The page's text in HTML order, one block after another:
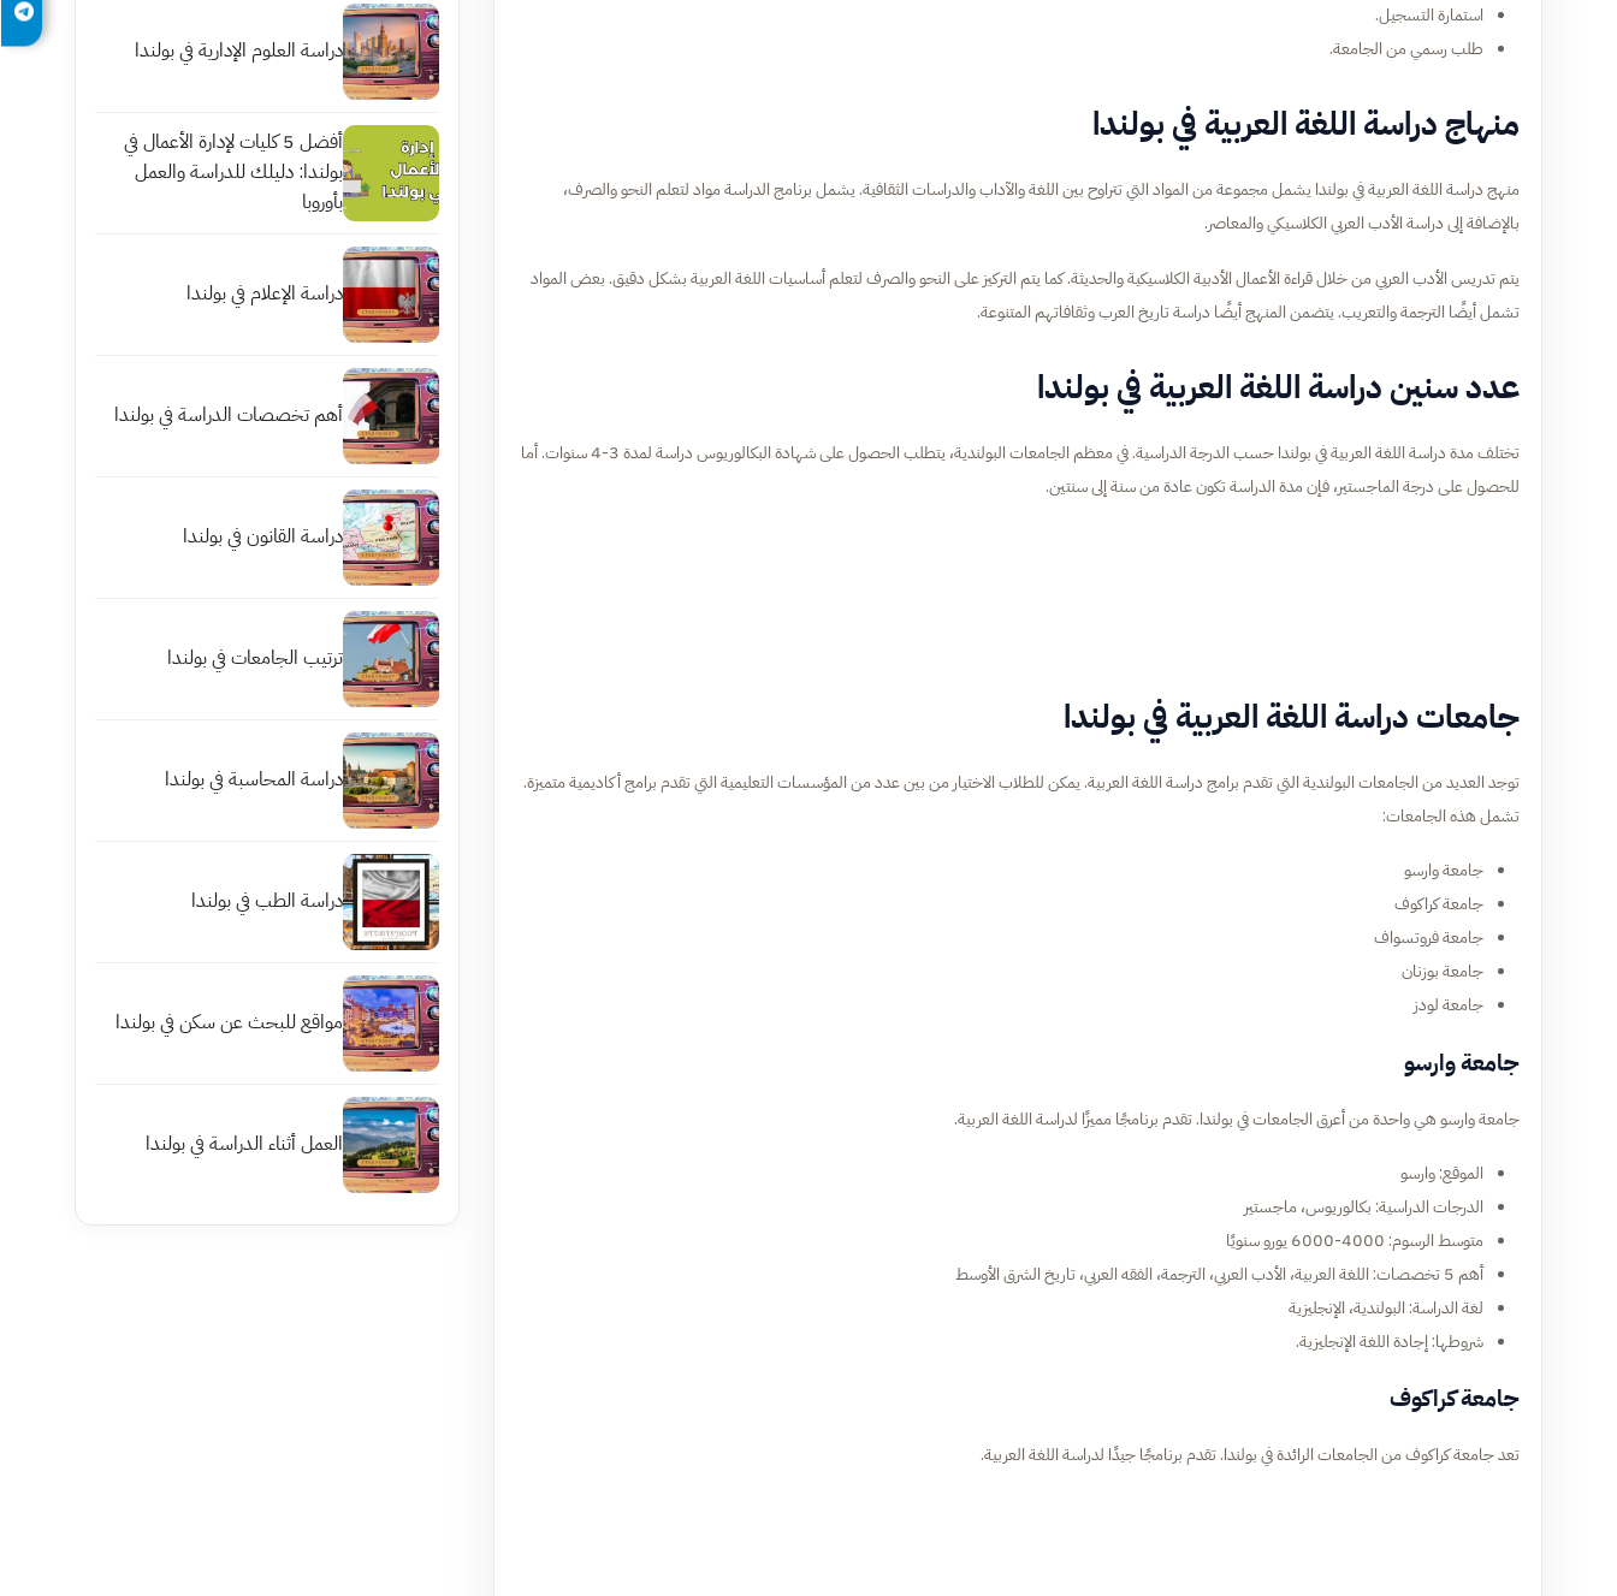
استمارة التسجيل.
طلب رسمي من الجامعة.
منهاج دراسة اللغة العربية في بولندا
منهج دراسة اللغة العربية في بولندا يشمل مجموعة من المواد التي تتراوح بين اللغة والآداب والدراسات الثقافية. يشمل برنامج الدراسة مواد لتعلم النحو والصرف،
بالإضافة إلى دراسة الأدب العربي الكلاسيكي والمعاصر.
يتم تدريس الأدب العربي من خلال قراءة الأعمال الأدبية الكلاسيكية والحديثة. كما يتم التركيز على النحو والصرف لتعلم أساسيات اللغة العربية بشكل دقيق. بعض المواد
تشمل أيضًا الترجمة والتعريب. يتضمن المنهج أيضًا دراسة تاريخ العرب وثقافاتهم المتنوعة.
عدد سنين دراسة اللغة العربية في بولندا
تختلف مدة دراسة اللغة العربية في بولندا حسب الدرجة الدراسية. في معظم الجامعات البولندية، يتطلب الحصول على شهادة البكالوريوس دراسة لمدة 3-4 سنوات. أما
للحصول على درجة الماجستير، فإن مدة الدراسة تكون عادة من سنة إلى سنتين.
جامعات دراسة اللغة العربية في بولندا
توجد العديد من الجامعات البولندية التي تقدم برامج دراسة اللغة العربية. يمكن للطلاب الاختيار من بين عدد من المؤسسات التعليمية التي تقدم برامج أكاديمية متميزة.
تشمل هذه الجامعات:
جامعة وارسو
جامعة كراكوف
جامعة فروتسواف
جامعة بوزنان
جامعة لودز
جامعة وارسو
جامعة وارسو هي واحدة من أعرق الجامعات في بولندا. تقدم برنامجًا مميزًا لدراسة اللغة العربية.
الموقع: وارسو
الدرجات الدراسية: بكالوريوس، ماجستير
متوسط الرسوم: 4000-6000 يورو سنويًا
أهم 5 تخصصات: اللغة العربية، الأدب العربي، الترجمة، الفقه العربي، تاريخ الشرق الأوسط
لغة الدراسة: البولندية، الإنجليزية
شروطها: إجادة اللغة الإنجليزية.
جامعة كراكوف
تعد جامعة كراكوف من الجامعات الرائدة في بولندا. تقدم برنامجًا جيدًا لدراسة اللغة العربية.
دراسة العلوم الإدارية في بولندا
أفضل 5 كليات لإدارة الأعمال في
بولندا: دليلك للدراسة والعمل
بأوروبا
دراسة الإعلام في بولندا
أهم تخصصات الدراسة في بولندا
دراسة القانون في بولندا
ترتيب الجامعات في بولندا
دراسة المحاسبة في بولندا
دراسة الطب في بولندا
مواقع للبحث عن سكن في بولندا
العمل أثناء الدراسة في بولندا